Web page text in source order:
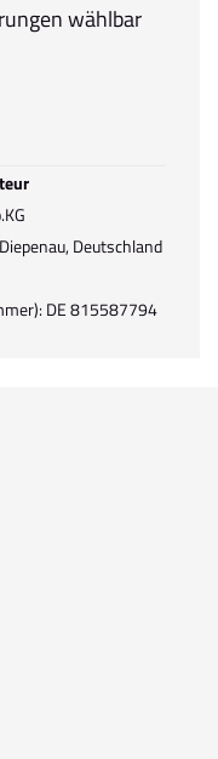
wählbar
Deutschland
DE 815587794